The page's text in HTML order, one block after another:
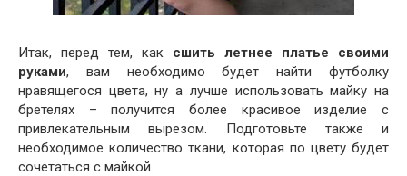
Итак, перед тем, как сшить летнее платье своими
руками, вам необходимо будет найти футболку
нравящегося цвета, ну а лучше использовать майку на
бретелях – получится более красивое изделие с
привлекательным вырезом. Подготовьте также и
необходимое количество ткани, которая по цвету будет
сочетаться с майкой.